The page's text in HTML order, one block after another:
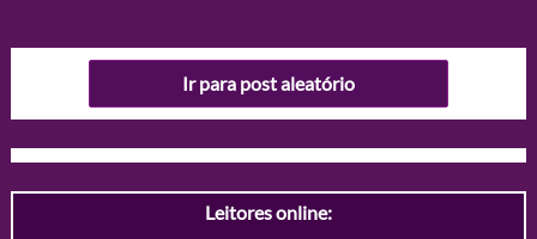
Ir para post aleatório
Leitores online: